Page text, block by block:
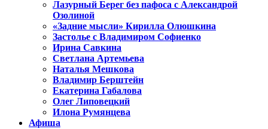
Лазурный Берег без пафоса с Александрой
Озолиной
«Задние мысли» Кирилла Олюшкина
Застолье с Владимиром Софиенко
Ирина Савкина
Светлана Артемьева
Наталья Мешкова
Владимир Берштейн
Екатерина Габалова
Олег Липовецкий
Илона Румянцева
Афиша